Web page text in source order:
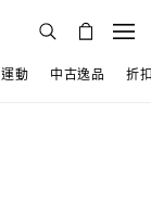
運動 中古逸品 折